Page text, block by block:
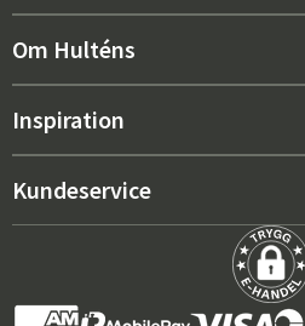
Nyt hos os
Indretning
Om Hulténs
Om Hulténs
Salgsafdeling
Inspiration
Bestsellere
De rigtige hynder til maksimal
Kundeservice
Købsbetingelser